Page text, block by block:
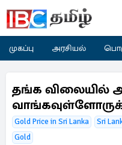
முகப்பு அரசியல்
தங்க விலையில்
Gold Price in Sri Lanka Sri
Gold